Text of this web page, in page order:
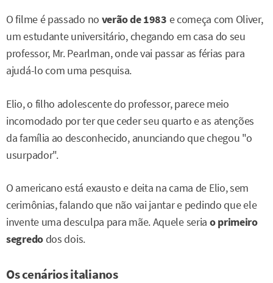
O filme é passado no verão de 1983 e começa com Oliver,
um estudante universitário, chegando em casa do seu
professor, Mr. Pearlman, onde vai passar as férias para
ajudá-lo com uma pesquisa.
Elio, o filho adolescente do professor, parece meio
incomodado por ter que ceder seu quarto e as atenções
da família ao desconhecido, anunciando que chegou "o
usurpador".
O americano está exausto e deita na cama de Elio, sem
cerimônias, falando que não vai jantar e pedindo que ele
invente uma desculpa para mãe. Aquele seria o primeiro
segredodos dois.
Os cenários italianos